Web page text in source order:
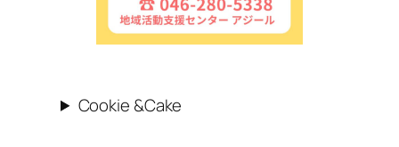
Cookie &Cake